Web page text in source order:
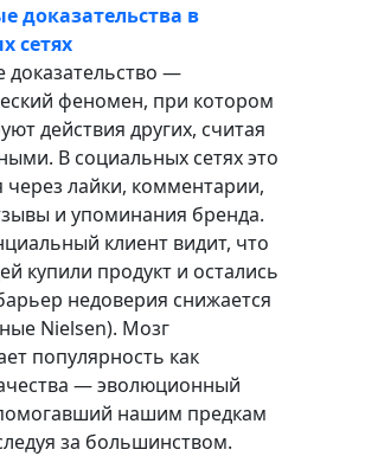
доказательства в
сетях
доказательство —
феномен, при котором
действия других, считая
В социальных сетях это
через лайки, комментарии,
и упоминания бренда.
клиент видит, что
купили продукт и остались
недоверия снижается
Nielsen). Мозг
популярность как
— эволюционный
нашим предкам
за большинством.